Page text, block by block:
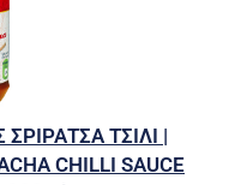
ΣΡΙΡΑΤΣΑ ΤΣΙΛΙ |
CHILLI SAUCE